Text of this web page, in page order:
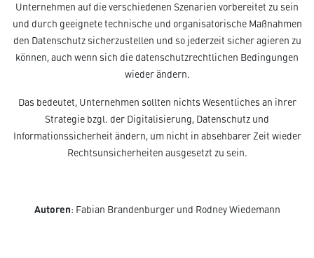
Unternehmen auf die verschiedenen Szenarien vorbereitet zu sein
und durch geeignete technische und organisatorische Maßnahmen
den Datenschutz sicherzustellen und so jederzeit sicher agieren zu
können, auch wenn sich die datenschutzrechtlichen Bedingungen
wieder ändern.
Das bedeutet, Unternehmen sollten nichts Wesentliches an ihrer
Strategie bzgl. der Digitalisierung, Datenschutz und
Informationssicherheit ändern, um nicht in absehbarer Zeit wieder
Rechtsunsicherheiten ausgesetzt zu sein.
Autoren: Fabian Brandenburger und Rodney Wiedemann